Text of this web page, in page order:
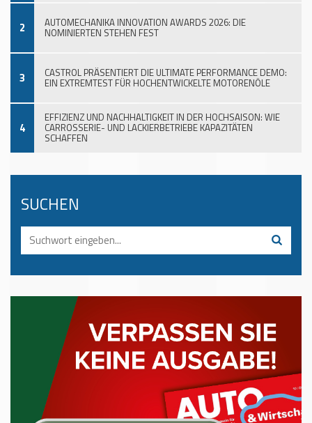
2 AUTOMECHANIKA INNOVATION AWARDS 2026: DIE
NOMINIERTEN STEHEN FEST
3 CASTROL PRÄSENTIERT DIE ULTIMATE PERFORMANCE DEMO:
EIN EXTREMTEST FÜR HOCHENTWICKELTE MOTORENÖLE
4
EFFIZIENZ UND NACHHALTIGKEIT IN DER HOCHSAISON: WIE
CARROSSERIE- UND LACKIERBETRIEBE KAPAZITÄTEN
SCHAFFEN
SUCHEN